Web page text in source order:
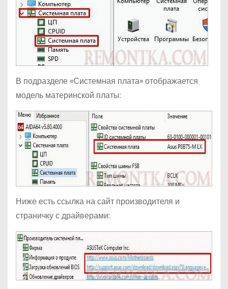
В подразделе «Системная плата» отображается
модель материнской платы:
Ниже есть ссылка на сайт производителя и
страничку с драйверами: